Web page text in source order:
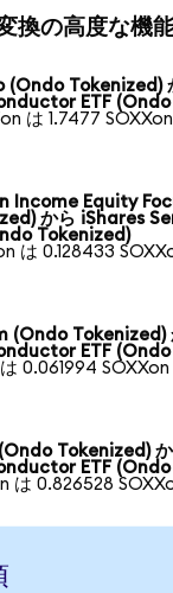
換の高度な機
(Ondo Tokenized)
ETF
は 1.7477
Income Equity
から iShares
Tokenized)
は 0.128433
(Ondo Tokenized)
ETF
0.061994 SOXXon
Tokenized)
ETF
は 0.826528